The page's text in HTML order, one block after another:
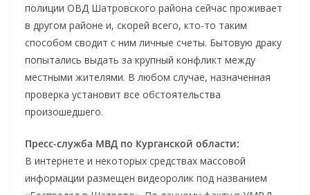
полиции ОВД Шатровского района сейчас проживает
в другом районе и, скорей всего, кто-то таким
способом сводит с ним личные счеты. Бытовую драку
попытались выдать за крупный конфликт между
местными жителями. В любом случае, назначенная
проверка установит все обстоятельства
произошедшего.
Пресс-служба МВД по Курганской области:
В интернете и некоторых средствах массовой
информации размещен видеоролик под названием